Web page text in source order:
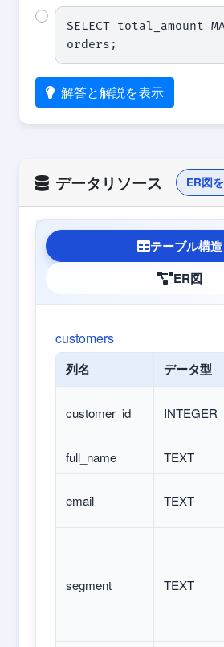
SELECT total_amount
orders;
解答と解説を表示
データリソース ER図
テーブル構造
ER図
customers
列名 データ型
customer_id INTEGER
full_name
TEXT
email TEXT
segment TEXT